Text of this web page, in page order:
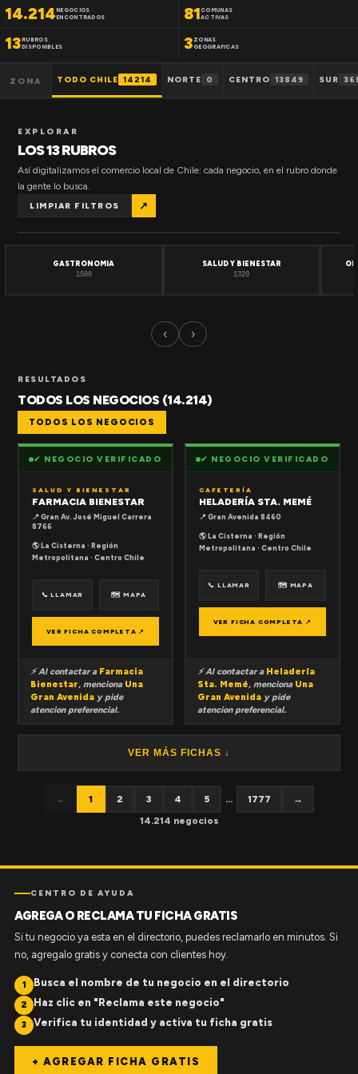
14.214NEGOCIOS
ENCONTRADOS
81 COMUNAS
ACTIVAS
13RUBROS
DISPONIBLES
3 ZONAS
GEOGRAFICAS
ZONA TODO CHILE 14214 NORTE 0 CENTRO 13849 SUR
EXPLORAR
LOS 13 RUBROS
Así digitalizamos el comercio local de Chile: cada negocio, en el rubro donde
la gente lo busca.
LIMPIAR FILTROS ↗
GASTRONOMIA
1508
SALUD Y BIENESTAR
1320
‹ ›
RESULTADOS
TODOS LOS NEGOCIOS (14.214)
TODOS LOS NEGOCIOS
✔ NEGOCIO VERIFICADO
SALUD Y BIENESTAR
FARMACIA BIENESTAR
📍 Gran Av. José Miguel Carrera
8766
🌎 La Cisterna · Región
Metropolitana · Centro Chile
📞 LLAMAR 🗺 MAPA
VER FICHA COMPLETA ↗
⚡ Al contactar a Farmacia
Bienestar, menciona Una
Gran Avenida y pide
atencion preferencial.
✔ NEGOCIO VERIFICADO
CAFETERÍA
HELADERÍA STA. MEMÉ
📍 Gran Avenida 8460
🌎 La Cisterna · Región
Metropolitana · Centro Chile
📞 LLAMAR 🗺 MAPA
VER FICHA COMPLETA ↗
⚡ Al contactar a Heladería
Sta. Memé, menciona Una
Gran Avenida y pide
atencion preferencial.
VER MÁS FICHAS ↓
← 1 2 3 4 5 ... 1777
→
14.214 negocios
CENTRO DE AYUDA
AGREGA O RECLAMA TU FICHA GRATIS
Si tu negocio ya esta en el directorio, puedes reclamarlo en minutos. Si
no, agregalo gratis y conecta con clientes hoy.
1 Busca el nombre de tu negocio en el directorio
2 Haz clic en "Reclama este negocio"
3 Verifica tu identidad y activa tu ficha gratis
+ AGREGAR FICHA GRATIS